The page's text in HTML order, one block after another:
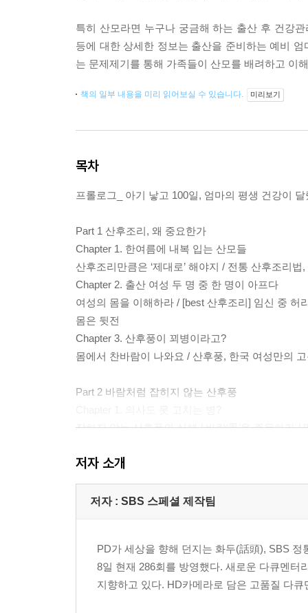
특히 산모라면 누구나 궁금해 하는 출산 후 건강
등에 대한 상세한 정보는 출산을 준비하는 예비
는 문제제기를 통해 가족들이 산모를 배려하고 이
책의 일부 내용을 미리 읽어보실 수 있습니다. 미리보기
목차
프롤로그_ 아기 낳고 100일, 엄마의 평생 건강이 달
Part 1 산후조리, 왜 중요한가
Chapter 1. 한여름에 내복 입는 산모들
산후조리만큼은 ‘제대로’ 해야지 / 전통 산후조리
Chapter 2. 출산 여성 두 명 중 한 명이 아프다
여성의 몸을 이해하라 / [best 산후조리] 임신 중
몸은 뒷전
Chapter 3. 산후풍이 꾀병이라고?
몸에서 찬바람이 나와요 / 산후풍, 한국 여성만의
Part 2 바람처럼 잡히지 않는 산후풍
잡히지 않는 산후풍의 실체 / 바람‘風’을 주목하라
21년째 한쪽 다리가 시려요 / 진짜 원인을 찾아
산후조리] 산후풍이 의심된다면
Chapter 3. 출산 후유증의 주적, 스트레스
Part 3 산후조리, 그 오해와 진실
Chapter 1. 한국에는 있고 미국에는 없는 삼칠일
저자 소개
저자 : SBS 스페셜 제작팀
PD가 세상을 향해 던지는 화두(話頭), SBS 정
8일 현재 286회를 방영했다. 새로운 다큐멘터
지향하고 있다. HD카메라로 담은 고품질 다